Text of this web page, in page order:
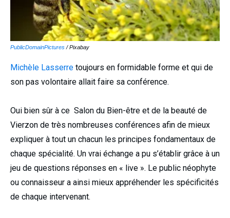
PublicDomainPictures/ Pixabay
Michèle Lasserre toujours en formidable forme et qui de
son pas volontaire allait faire sa conférence.
Oui bien sûr à ce Salon du Bien-être et de la beauté de
Vierzon de très nombreuses conférences afin de mieux
expliquer à tout un chacun les principes fondamentaux de
chaque spécialité. Un vrai échange a pu s’établir grâce à un
jeu de questions réponses en « live ». Le public néophyte
ou connaisseur a ainsi mieux appréhender les spécificités
de chaque intervenant.